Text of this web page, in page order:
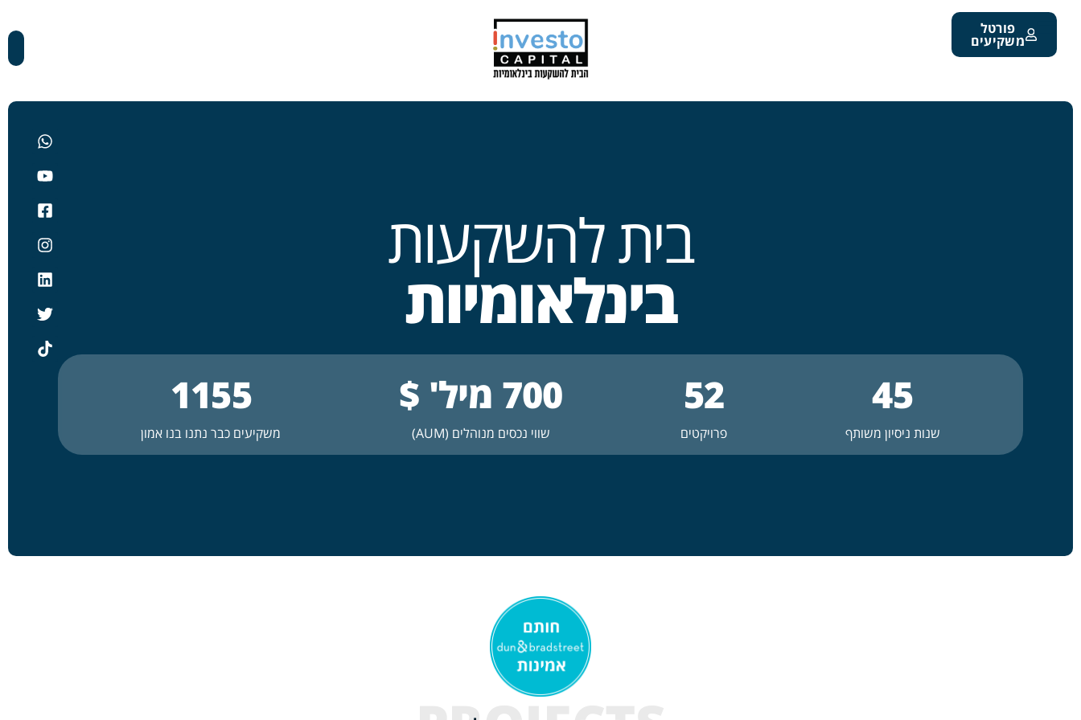
פורטל
משקיעים
בית להשקעות
בינלאומיות
45
שנות ניסיון משותף
52
פרויקטים
700 מיל' $
שווי נכסים מנוהלים (AUM)
1155
משקיעים כבר נתנו בנו אמון